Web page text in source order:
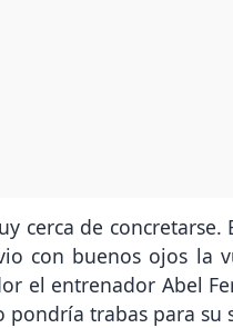
cerca de concretarse.
con buenos ojos la
el entrenador Abel
trabas para su